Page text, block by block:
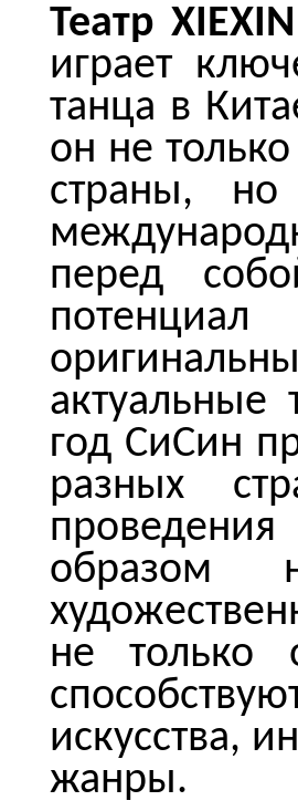
Театр XIEXIN
играет
танца в
он не
страны,
перед
потенциал
год СиСин
разных
не только
искусства,
жанры.